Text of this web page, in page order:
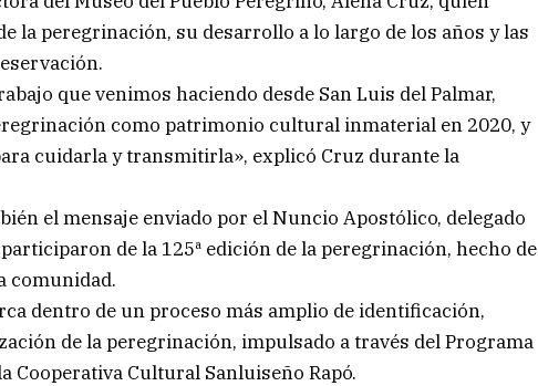
la peregrinación, su desarrollo a lo largo de los años y las
que venimos haciendo desde San Luis del Palmar,
como patrimonio cultural inmaterial en 2020, y
cuidarla y transmitirla», explicó Cruz durante la
el mensaje enviado por el Nuncio Apostólico, delegado
de la 125ª edición de la peregrinación, hecho de
comunidad.
dentro de un proceso más amplio de identificación,
de la peregrinación, impulsado a través del Programa
Cooperativa Cultural Sanluiseño Rapó.